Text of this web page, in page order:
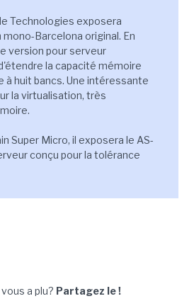
Technologies exposera
mono-Barcelona original. En
version pour serveur
la capacité mémoire
à huit bancs. Une intéressante
la virtualisation, très
Super Micro, il exposera le AS-
conçu pour la tolérance
a plu? Partagez le !